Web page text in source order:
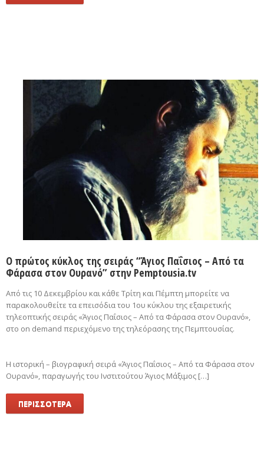
Ο πρώτος κύκλος της σειράς “Άγιος Παΐσιος – Από τα
Φάρασα στον Ουρανό” στην Pemptousia.tv
Από τις 10 Δεκεμβρίου και κάθε Τρίτη και Πέμπτη μπορείτε να
παρακολουθείτε τα επεισόδια του 1ου κύκλου της εξαιρετικής
τηλεοπτικής σειράς «Άγιος Παΐσιος – Από τα Φάρασα στον Ουρανό»,
στο on demand περιεχόμενο της τηλεόρασης της Πεμπτουσίας.
Η ιστορική – βιογραφική σειρά «Άγιος Παΐσιος – Από τα Φάρασα στον
Ουρανό», παραγωγής του Ινστιτούτου Άγιος Μάξιμος […]
ΠΕΡΙΣΣΟΤΕΡΑ